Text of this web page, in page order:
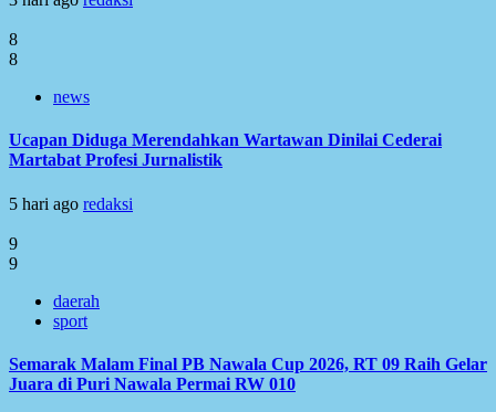
8
8
news
Ucapan Diduga Merendahkan Wartawan Dinilai Cederai
Martabat Profesi Jurnalistik
5 hari ago redaksi
9
9
daerah
sport
Semarak Malam Final PB Nawala Cup 2026, RT 09 Raih Gelar
Juara di Puri Nawala Permai RW 010